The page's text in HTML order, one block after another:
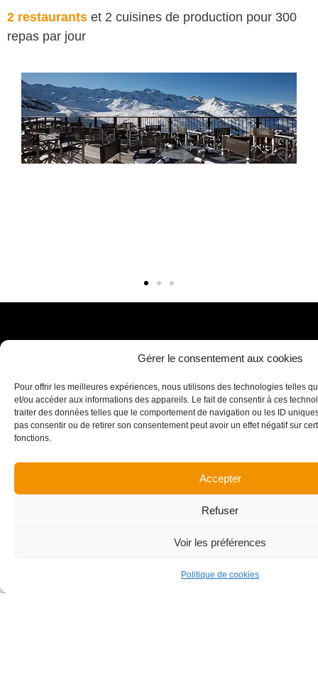
Gérer le consentement aux cookies
Pour offrir les meilleures expériences, nous utilisons des technologies telles
et/ou accéder aux informations des appareils. Le fait de consentir à ces
traiter des données telles que le comportement de navigation ou les ID
pas consentir ou de retirer son consentement peut avoir un effet négatif sur
fonctions.
Accepter
Refuser
Voir les préférences
Politique de cookies
2 restaurants et 2 cuisines de production pour 300
repas par jour
Architecte
Années de réalisation
Surface
22 000 k€
Honoraires CENA
73 k€